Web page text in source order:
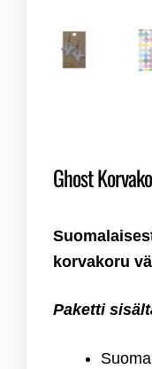
Ghost
korvakoru
Paketti